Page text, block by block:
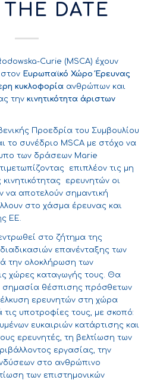
THE DATE
Curie (MSCA) έχουν
Ευρωπαϊκό Χώρο Έρευνας
κυκλοφορίαανθρώπων και
την κινητικότητα άριστων
Προεδρία του Συμβουλίου
το συνέδριο MSCA με στόχο να
των δράσεων Marie
επιπλέον τις μη
ερευνητών οι
να αποτελούν σημαντική
στο χάσμα έρευνας και
EE.
στο ζήτημα της
επανένταξης των
την ολοκλήρωση των
χώρες καταγωγής τους. Θα
σημασία θέσπισης πρόσθετων
ερευνητών στη χώρα
τις υποτροφίες τους, με σκοπό:
ευκαιριών κατάρτισης και
ερευνητές, τη βελτίωση των
εργασίας, την
στο ανθρώπινο
των επιστημονικών